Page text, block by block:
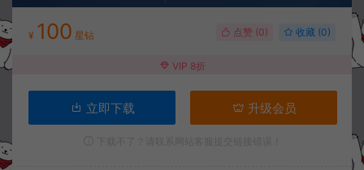
¥ 100 星钻 点赞 (0) 收藏 (0)
VIP 8折
立即下载 升级会员